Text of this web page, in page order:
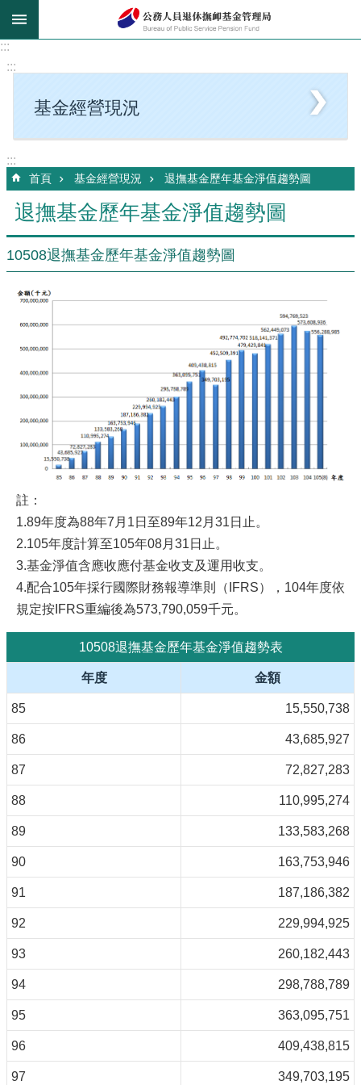
跳到主要內容區塊
:::
:::
基金經營現況
:::
首頁 基金經營現況 退撫基金歷年基金淨值趨勢圖
退撫基金歷年基金淨值趨勢圖
10508退撫基金歷年基金淨值趨勢圖
註：
1.89年度為88年7月1日至89年12月31日止。
2.105年度計算至105年08月31日止。
3.基金淨值含應收應付基金收支及運用收支。
4.配合105年採行國際財務報導準則（IFRS），104年度依
規定按IFRS重編後為573,790,059千元。
10508退撫基金歷年基金淨值趨勢表
年度 金額
85 15,550,738
86 43,685,927
87 72,827,283
88 110,995,274
89 133,583,268
90 163,753,946
91 187,186,382
92 229,994,925
93 260,182,443
94 298,788,789
95 363,095,751
96 409,438,815
97 349,703,195